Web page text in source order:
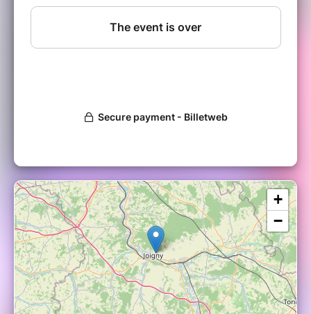
apprenant·es, nos modèles sociaux ; nous
avons été conditionné·es à considérer la
monogamie comme la norme incontestée des
relations amoureuses. Pourtant, de plus en
Interessé·e mais pas dispo ?
~~~~~~~~~~~ Intentions & Programme
~~~~~~~~~~~
Voilà un événement marquant pour votre vie
intime et relationnelle : que vous souhaitiez
partager avec d’autres personnes vivant ou
s'interrogeant sur les relations non-exclusives,
prendre du recul sur votre vie intime, libérer ce
qui vous bloque, apprendre des outils
relationnels qui vous permettront de mieux
+
−